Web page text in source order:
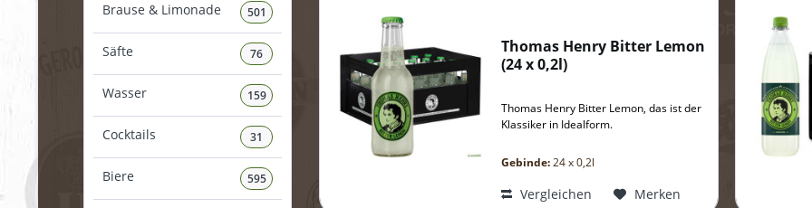
Brause & Limonade 501
Säfte 76
Wasser 159
Cocktails 31
Biere 595
Thomas Henry Bitter Lemon
(24 x 0,2l)
Thomas Henry Bitter Lemon, das ist der
Klassiker in Idealform.
Gebinde:24 x 0,2l
Vergleichen Merken